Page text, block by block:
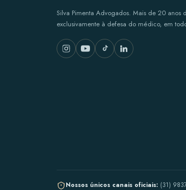
Silva Pimenta Advogados. Mais de 20 anos
exclusivamente à defesa do médico, em
Nossos únicos canais oficiais: (31)